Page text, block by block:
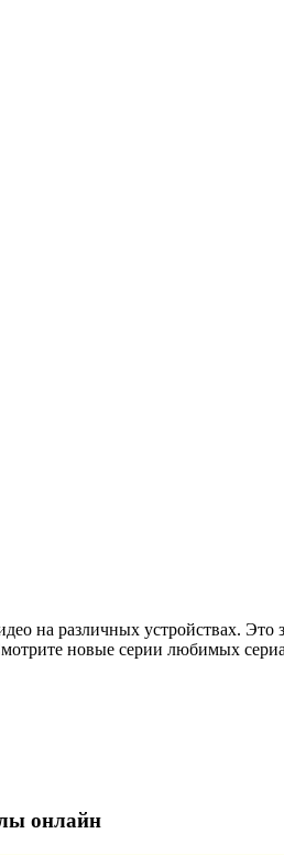
на различных устройствах. Это
новые серии любимых
онлайн